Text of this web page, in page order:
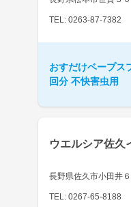
TEL: 0263-87-7382
おすだけベープス
回分 不快害虫用
ウエルシア佐久
長野県佐久市小田井
TEL: 0267-65-8188